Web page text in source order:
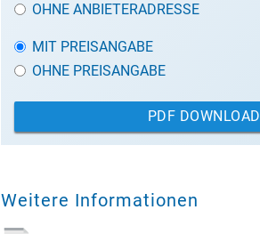
OHNE ANBIETERADRESSE
MIT PREISANGABE
OHNE PREISANGABE
PDF DOWNLOAD
Weitere Informationen